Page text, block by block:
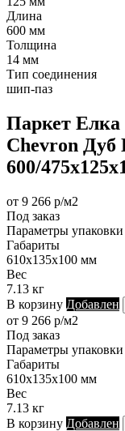
Длина
600 мм
Толщина
14 мм
Тип соединения
шип-паз
Паркет
Chevron Дуб
600/
от 9 266 р/м2
Под заказ
Параметры упаковки
Габариты
610х135х100 мм
Вес
7.13 кг
В корзину Добавлен
от 9 266 р/м2
Под заказ
Параметры упаковки
Габариты
610х135х100 мм
Вес
7.13 кг
В корзину Добавлен